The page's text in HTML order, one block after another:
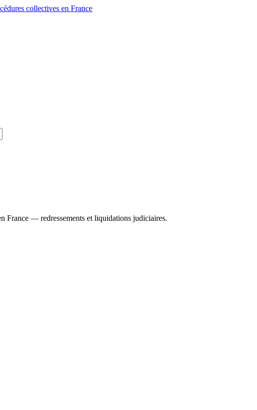
collectives en France
France — redressements et liquidations judiciaires.